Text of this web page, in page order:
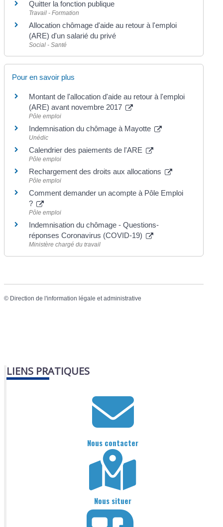
Quitter la fonction publique
Travail - Formation
Allocation chômage d'aide au retour à l'emploi
(ARE) d'un salarié du privé
Social - Santé
Pour en savoir plus
Montant de l'allocation d'aide au retour à l'emploi
(ARE) avant novembre 2017
Pôle emploi
Indemnisation du chômage à Mayotte
Unédic
Calendrier des paiements de l'ARE
Pôle emploi
Rechargement des droits aux allocations
Pôle emploi
Comment demander un acompte à Pôle Emploi
?
Pôle emploi
Indemnisation du chômage - Questions-
réponses Coronavirus (COVID-19)
Ministère chargé du travail
© Direction de l'information légale et administrative
LIENS PRATIQUES
Nous contacter
Nous situer